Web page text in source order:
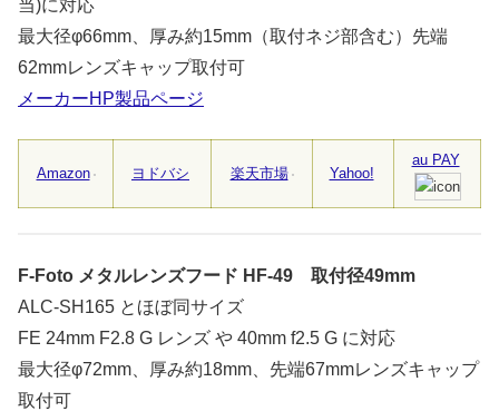
当)に対応
最大径φ66mm、厚み約15mm（取付ネジ部含む）先端
62mmレンズキャップ取付可
メーカーHP製品ページ
Amazon ヨドバシ 楽天市場 Yahoo!
au PAY
F-Foto メタルレンズフード HF-49 取付径49mm
ALC-SH165 とほぼ同サイズ
FE 24mm F2.8 G レンズ や 40mm f2.5 G に対応
最大径φ72mm、厚み約18mm、先端67mmレンズキャップ
取付可